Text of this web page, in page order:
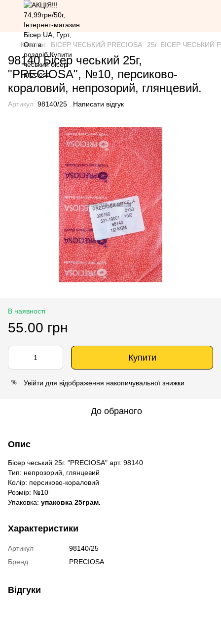
Каталог БІСЕР ЧЕСЬКИЙ PRECIOSA 25г. БІСЕР ЧЕСЬКИЙ
98140 Бісер чеський 25г,
"PRECIOSA", №10, персиково-
кораловий, непрозорий, глянцевий.
Артикул: 98140/25 Написати відгук
В наявності
55.00 грн
Купити
% Увійти для відображення накопичувальної знижки
До обраного
Опис
Бісер чеський 25г. "PRECIOSA" арт. 98140
Тип: непрозорий, глянцевий
Колір: персиково-кораловий
Розмір: №10
Упаковка: упаковка 25грам.
Характеристики
Артикул
98140/25
Бренд
PRECIOSA
Відгуки